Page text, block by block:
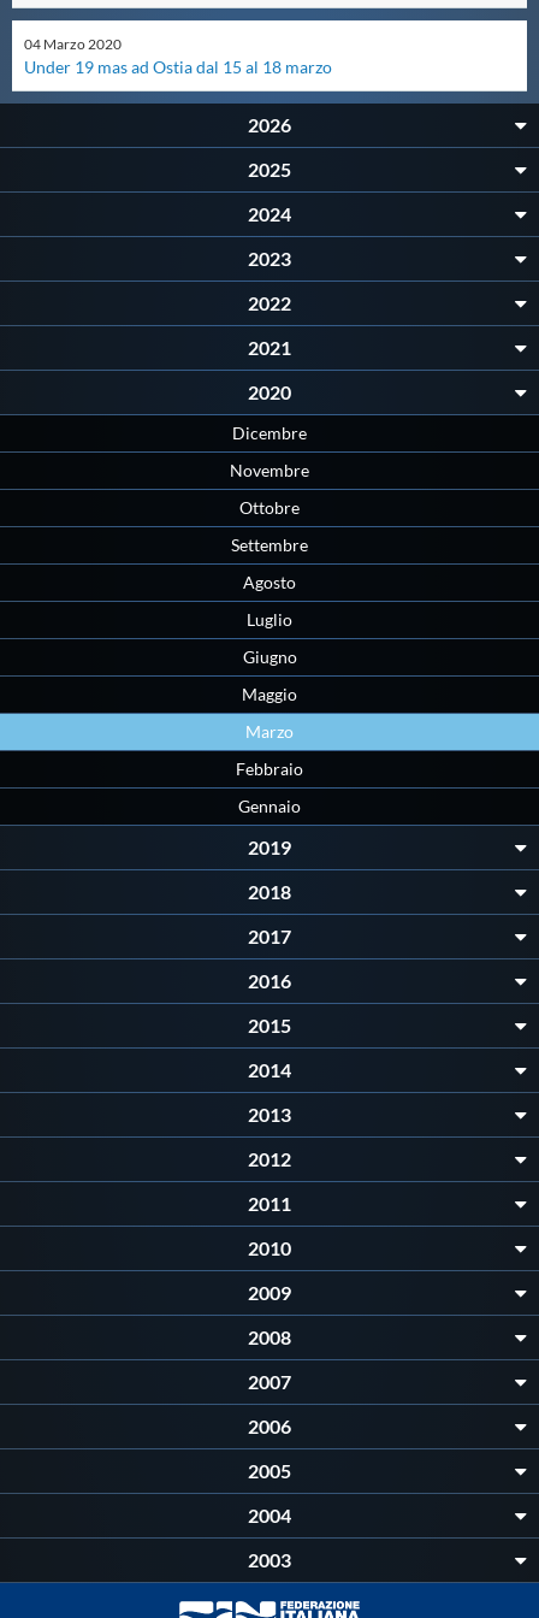
Master
GUG
Centri Federali
Area Legislativa
Protezione Civile
Qualità
Sostenibilità
Privacy
Flash News
Intranet
Mappa del sito
04 Marzo2020
Under 19 mas ad Ostia dal 15 al 18 marzo
2026
2025
2024
2023
2022
2021
2020
Dicembre
Novembre
Ottobre
Settembre
Agosto
Luglio
Giugno
Maggio
Marzo
Febbraio
Gennaio
2019
2018
2017
2016
2015
2014
2013
2012
2011
2010
2009
2008
2007
2006
2005
2004
2003